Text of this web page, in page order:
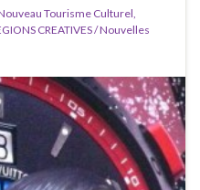
Tourisme Culturel,
CREATIVES / Nouvelles